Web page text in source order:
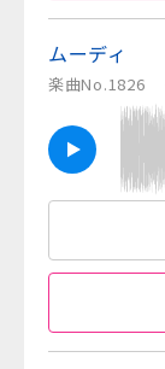
ムーディ
楽曲No.1826